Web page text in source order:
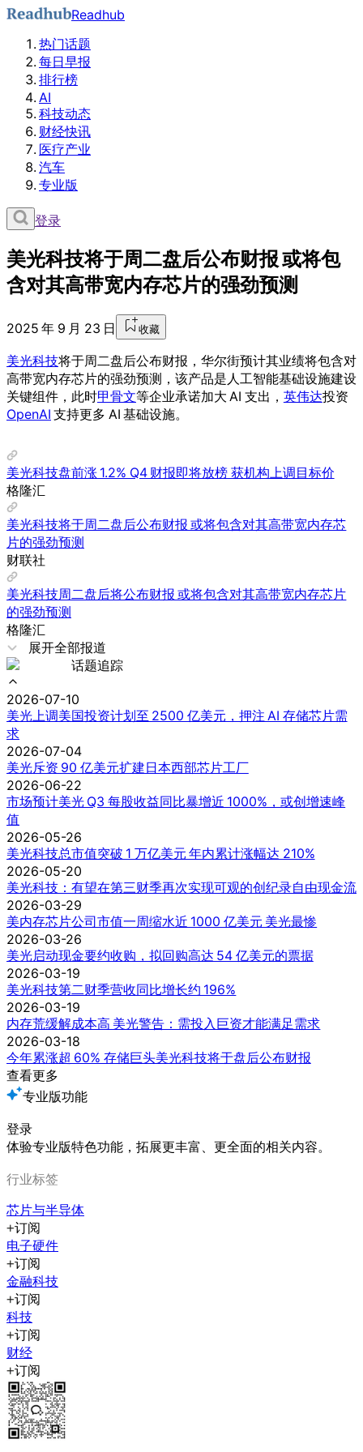
Readhub
热门话题
每日早报
排行榜
AI
科技动态
财经快讯
医疗产业
汽车
专业版
登录
美光科技将于周二盘后公布财报 或将包
含对其高带宽内存芯片的强劲预测
2025 年 9 月 23 日 收藏
美光科技将于周二盘后公布财报，华尔街预计其业绩将包含对
高带宽内存芯片的强劲预测，该产品是人工智能基础设施建设
关键组件，此时甲骨文等企业承诺加大 AI 支出， 英伟达投资
OpenAI 支持更多 AI 基础设施。
美光科技盘前涨 1.2% Q4 财报即将放榜 获机构上调目标价
格隆汇
美光科技将于周二盘后公布财报 或将包含对其高带宽内存芯
片的强劲预测
财联社
美光科技周二盘后将公布财报 或将包含对其高带宽内存芯片
的强劲预测
格隆汇
展开全部报道
话题追踪
2026-07-10
美光上调美国投资计划至 2500 亿美元，押注 AI 存储芯片需
求
2026-07-04
美光斥资 90 亿美元扩建日本西部芯片工厂
2026-06-22
市场预计美光 Q3 每股收益同比暴增近 1000%，或创增速峰
值
2026-05-26
美光科技总市值突破 1 万亿美元 年内累计涨幅达 210%
2026-05-20
美光科技：有望在第三财季再次实现可观的创纪录自由现金流
2026-03-29
美内存芯片公司市值一周缩水近 1000 亿美元 美光最惨
2026-03-26
美光启动现金要约收购，拟回购高达 54 亿美元的票据
2026-03-19
美光科技第二财季营收同比增长约 196%
2026-03-19
内存荒缓解成本高 美光警告：需投入巨资才能满足需求
2026-03-18
今年累涨超 60% 存储巨头美光科技将于盘后公布财报
查看更多
专业版功能
登录
体验专业版特色功能，拓展更丰富、更全面的相关内容。
行业标签
芯片与半导体
订阅
电子硬件
订阅
金融科技
订阅
科技
订阅
财经
订阅